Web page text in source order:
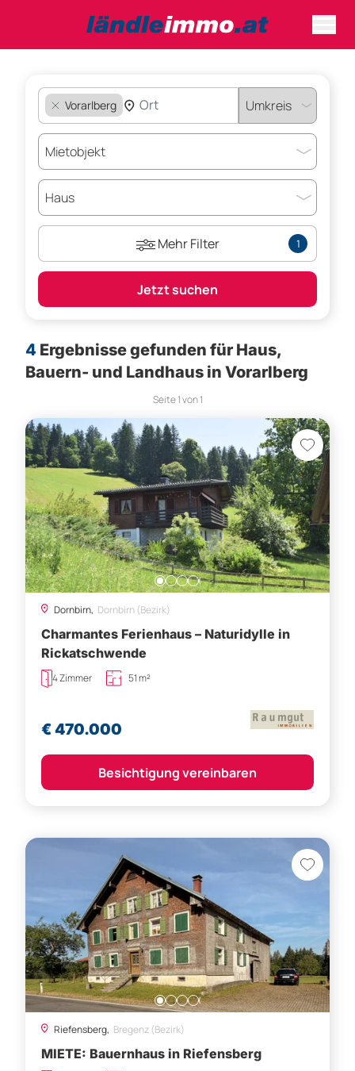
Vorarlberg
Mehr Filter 1
Jetzt suchen
4 Ergebnisse gefunden für Haus,
Bauern- und Landhaus in Vorarlberg
Seite1von1
Dornbirn, Dornbirn (Bezirk)
Charmantes Ferienhaus – Naturidylle in
Rickatschwende
4 Zimmer 51 m²
€ 470.000
Besichtigung vereinbaren
Riefensberg, Bregenz (Bezirk)
MIETE: Bauernhaus in Riefensberg